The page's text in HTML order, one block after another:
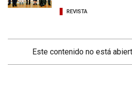
REVISTA
Este contenido no está